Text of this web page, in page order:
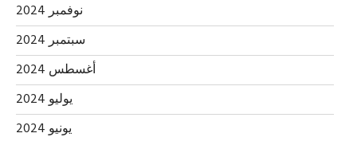
نوفمبر 2024
سبتمبر 2024
أغسطس 2024
يوليو 2024
يونيو 2024